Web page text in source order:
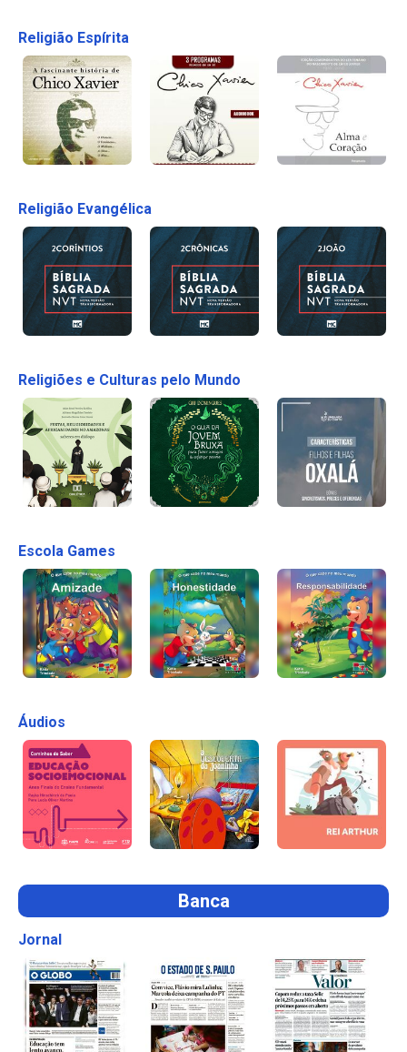
Religião Espírita
Religião Evangélica
Religiões e Culturas pelo Mundo
Escola Games
Áudios
Banca
Jornal